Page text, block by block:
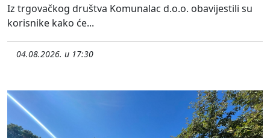
Iz trgovačkog društva Komunalac d.o.o. obavijestili su
korisnike kako će...
04.08.2026. u 17:30